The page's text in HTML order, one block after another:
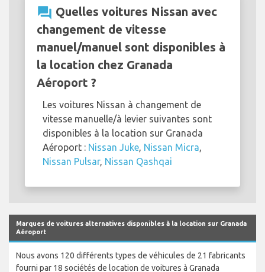
question_answer Quelles voitures Nissan avec
changement de vitesse
manuel/manuel sont disponibles à
la location chez Granada
Aéroport ?
Les voitures Nissan à changement de
vitesse manuelle/à levier suivantes sont
disponibles à la location sur Granada
Aéroport : Nissan Juke, Nissan Micra,
Nissan Pulsar, Nissan Qashqai
Marques de voitures alternatives disponibles à la location sur Granada
Aéroport
Nous avons 120 différents types de véhicules de 21 fabricants
fourni par 18 sociétés de location de voitures à Granada